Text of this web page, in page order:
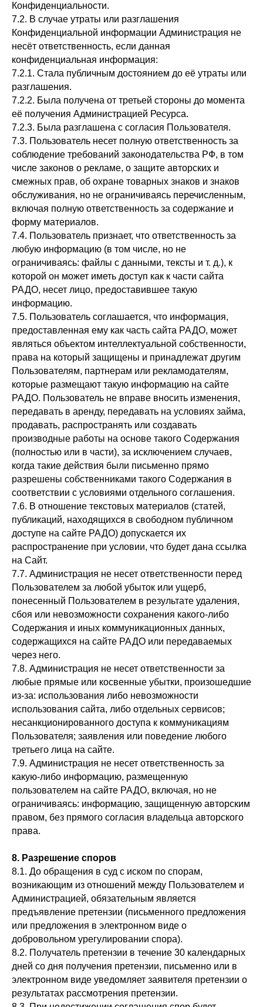
Конфиденциальности.
7.2. В случае утраты или разглашения
Конфиденциальной информации Администрация не
несёт ответственность, если данная
конфиденциальная информация:
7.2.1. Стала публичным достоянием до её утраты или
разглашения.
7.2.2. Была получена от третьей стороны до момента
её получения Администрацией Ресурса.
7.2.3. Была разглашена с согласия Пользователя.
7.3. Пользователь несет полную ответственность за
соблюдение требований законодательства РФ, в том
числе законов о рекламе, о защите авторских и
смежных прав, об охране товарных знаков и знаков
обслуживания, но не ограничиваясь перечисленным,
включая полную ответственность за содержание и
форму материалов.
7.4. Пользователь признает, что ответственность за
любую информацию (в том числе, но не
ограничиваясь: файлы с данными, тексты и т. д.), к
которой он может иметь доступ как к части сайта
РАДО, несет лицо, предоставившее такую
информацию.
7.5. Пользователь соглашается, что информация,
предоставленная ему как часть сайта РАДО, может
являться объектом интеллектуальной собственности,
права на который защищены и принадлежат другим
Пользователям, партнерам или рекламодателям,
которые размещают такую информацию на сайте
РАДО. Пользователь не вправе вносить изменения,
передавать в аренду, передавать на условиях займа,
продавать, распространять или создавать
производные работы на основе такого Содержания
(полностью или в части), за исключением случаев,
когда такие действия были письменно прямо
разрешены собственниками такого Содержания в
соответствии с условиями отдельного соглашения.
7.6. В отношение текстовых материалов (статей,
публикаций, находящихся в свободном публичном
доступе на сайте РАДО) допускается их
распространение при условии, что будет дана ссылка
на Сайт.
7.7. Администрация не несет ответственности перед
Пользователем за любой убыток или ущерб,
понесенный Пользователем в результате удаления,
сбоя или невозможности сохранения какого-либо
Содержания и иных коммуникационных данных,
содержащихся на сайте РАДО или передаваемых
через него.
7.8. Администрация не несет ответственности за
любые прямые или косвенные убытки, произошедшие
из-за: использования либо невозможности
использования сайта, либо отдельных сервисов;
несанкционированного доступа к коммуникациям
Пользователя; заявления или поведение любого
третьего лица на сайте.
7.9. Администрация не несет ответственность за
какую-либо информацию, размещенную
пользователем на сайте РАДО, включая, но не
ограничиваясь: информацию, защищенную авторским
правом, без прямого согласия владельца авторского
права.
8. Разрешение споров
8.1. До обращения в суд с иском по спорам,
возникающим из отношений между Пользователем и
Администрацией, обязательным является
предъявление претензии (письменного предложения
или предложения в электронном виде о
добровольном урегулировании спора).
8.2. Получатель претензии в течение 30 календарных
дней со дня получения претензии, письменно или в
электронном виде уведомляет заявителя претензии о
результатах рассмотрения претензии.
Оставьте заявку
на бесплатную
консультацию
+7
Согласие на получение рассылки
рекламно-информационных материалов
Получить консультацию
8(800) 350 49-46
8 (8482) 57-00-10
Для физлиц:
Пн-пт: с 7:30 до 16:30 (МСК)
Сб-вс: Выходной
График работы:
Контакты
Главная
О компании
Контакты
Новости
Акции
Региональная Академия
Делового Образования
Наши программы
Направления обучения
Какие документы мы
выдаем
Выписка